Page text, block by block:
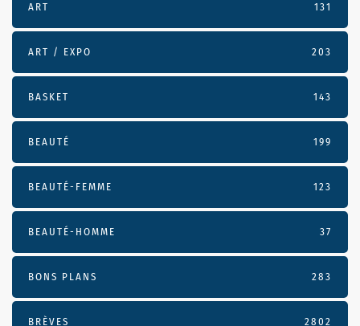
ART 131
ART / EXPO 203
BASKET 143
BEAUTÉ 199
BEAUTÉ-FEMME 123
BEAUTÉ-HOMME 37
BONS PLANS 283
BRÈVES 2802